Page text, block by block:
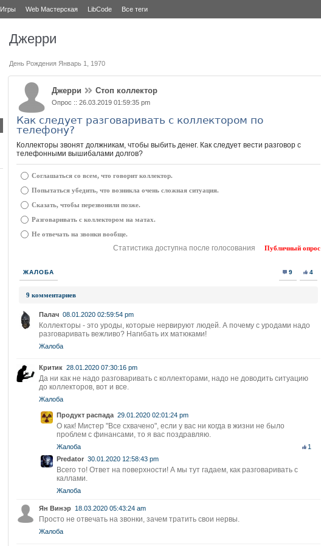
Игры Web Мастерская LibCode Все теги
Джерри
День Рождения Январь 1, 1970
Джерри Стоп коллектор
Опрос :: 26.03.2019 01:59:35 pm
Как следует разговаривать с коллектором по
телефону?
Коллекторы звонят должникам, чтобы выбить денег. Как следует вести разговор с
телефонными вышибалами долгов?
Соглашаться со всем, что говорит коллектор.
Попытаться убедить, что возникла очень сложная ситуация.
Сказать, чтобы перезвонили позже.
Разговаривать с коллектором на матах.
Не отвечать на звонки вообще.
Статистика доступна после голосования Публичный опрос
ЖАЛОБА 9 4
9 комментариев
Палач 08.01.2020 02:59:54 pm
Коллекторы - это уроды, которые нервируют людей. А почему с уродами надо
разговаривать вежливо? Нагибать их матюками!
Жалоба
Критик 28.01.2020 07:30:16 pm
Да ни как не надо разговаривать с коллекторами, надо не доводить ситуацию
до коллекторов, вот и все.
Жалоба
Продукт распада 29.01.2020 02:01:24 pm
О как! Мистер "Все схвачено", если у вас ни когда в жизни не было
проблем с финансами, то я вас поздравляю.
Жалоба
1
Predator 30.01.2020 12:58:43 pm
Всего то! Ответ на поверхности! А мы тут гадаем, как разговаривать с
каллами.
Жалоба
Ян Винэр 18.03.2020 05:43:24 am
Просто не отвечать на звонки, зачем тратить свои нервы.
Жалоба